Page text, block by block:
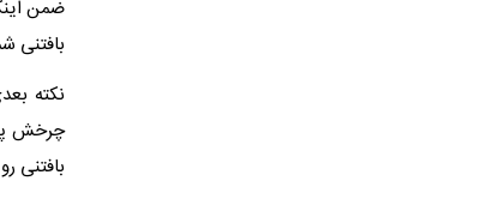
بافتنی
نکته
چرخش
بافتنی